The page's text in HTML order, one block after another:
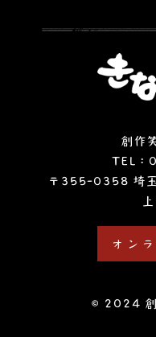
創作
TEL :
〒355-0358 埼玉
オン
© 2024 創